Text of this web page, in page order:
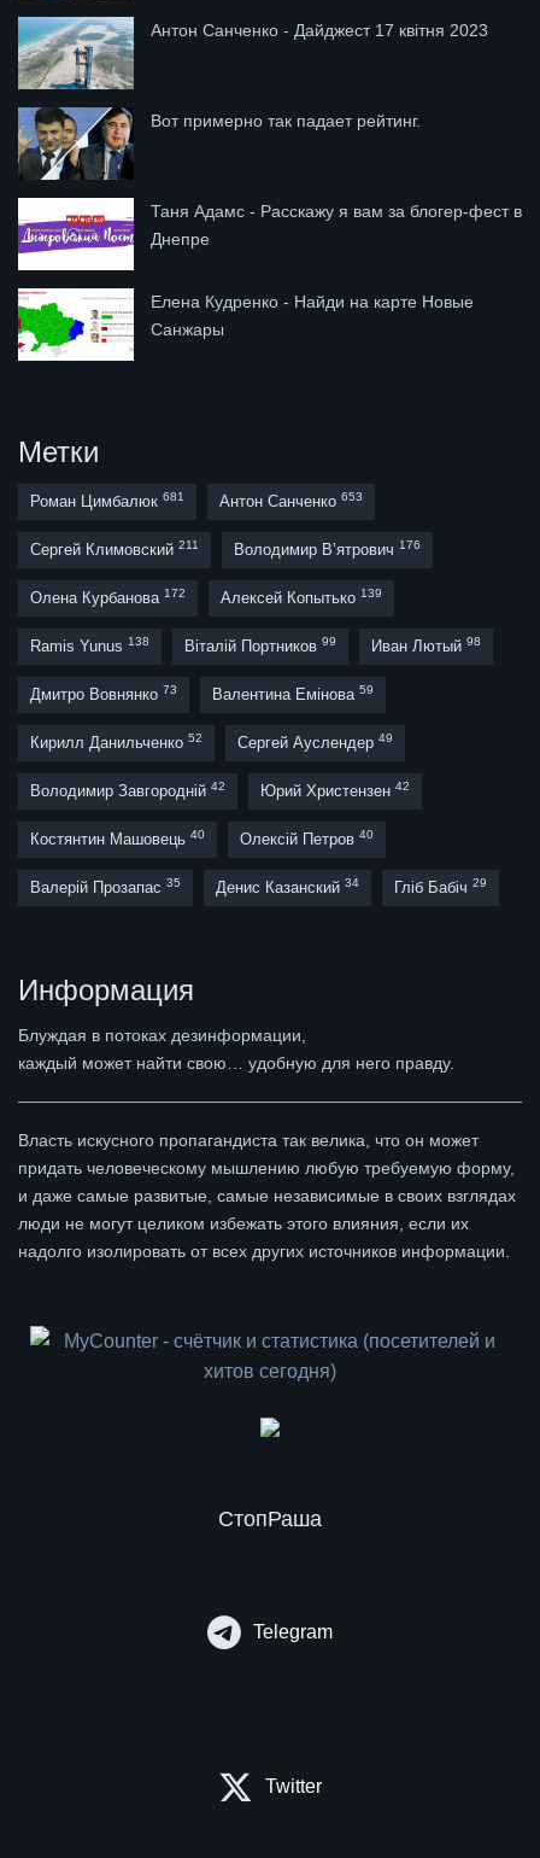
Антон Санченко - Дайджест 17 квітня 2023
Вот примерно так падает рейтинг.
Таня Адамс - Расскажу я вам за блогер-фест в
Днепре
Елена Кудренко - Найди на карте Новые
Санжары
Метки
Роман Цимбалюк 681 Антон Санченко 653
Сергей Климовский 211 Володимир В’ятрович 176
Олена Курбанова 172 Алексей Копытько 139
Ramis Yunus 138 Віталій Портников 99 Иван Лютый 98
Дмитро Вовнянко 73 Валентина Емінова 59
Кирилл Данильченко 52 Сергей Ауслендер 49
Володимир Завгородній 42 Юрий Христензен 42
Костянтин Машовець 40 Олексій Петров 40
Валерій Прозапас 35 Денис Казанский 34 Гліб Бабіч 29
Информация
Блуждая в потоках дезинформации,
каждый может найти свою… удобную для него правду.
Власть искусного пропагандиста так велика, что он может
придать человеческому мышлению любую требуемую форму,
и даже самые развитые, самые независимые в своих взглядах
люди не могут целиком избежать этого влияния, если их
надолго изолировать от всех других источников информации.
СтопРаша
Telegram
Twitter